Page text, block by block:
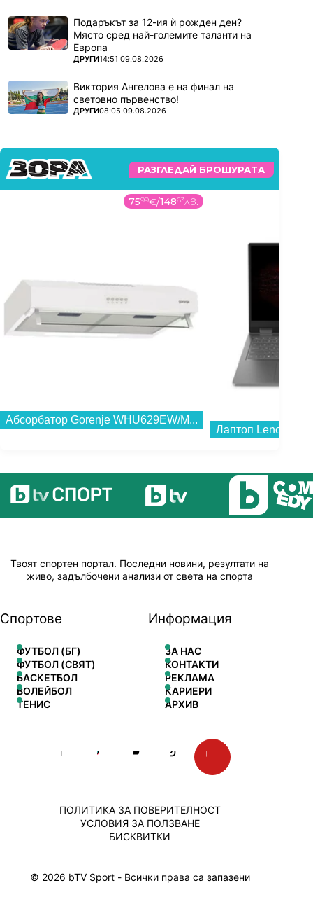
Подаръкът за 12-ия ѝ рожден ден?
Място сред най-големите таланти на
Европа
ПОВЕЧЕ ОТ
ДРУГИ14:51 09.08.2026
Виктория Ангелова е на финал на
световно първенство!
ПОВЕЧЕ ОТ
ДРУГИ08:05 09.08.2026
РАЗГЛЕДАЙ БРОШУРАТА
132599€/259342лв.
Лаптоп Lenovo LOQ ESSENTIAL 15ARP11 83VA000KBM , 1000GB SSD , 15.60 , 16 , AMD Ryzen 7 170 OCTA CORE , NVIDIA GeForce RTX 5060 8GB GDDR7 , Без OS...
Твоят спортен портал. Последни новини, резултати на
живо, задълбочени анализи от света на спорта
Спортове
ФУТБОЛ (БГ)
ФУТБОЛ (СВЯТ)
БАСКЕТБОЛ
ВОЛЕЙБОЛ
ТЕНИС
Информация
ЗА НАС
КОНТАКТИ
РЕКЛАМА
КАРИЕРИ
АРХИВ
© 2026 bTV Sport - Всички права са запазени
ПОЛИТИКА ЗА ПОВЕРИТЕЛНОСТ
УСЛОВИЯ ЗА ПОЛЗВАНЕ
БИСКВИТКИ